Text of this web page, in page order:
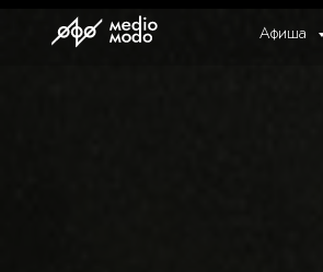
Афиша